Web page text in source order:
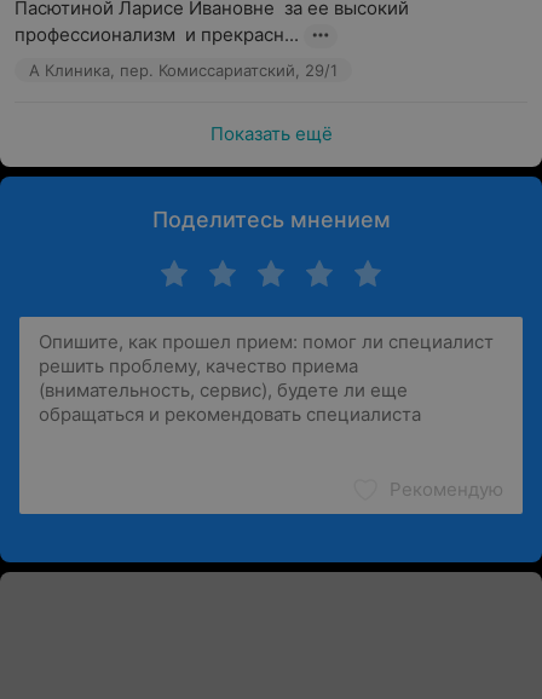
Пасютиной Ларисе Ивановне  за ее высокий
профессионализм  и прекрасн...
А Клиника, пер. Комиссариатский, 29/1
Показать ещё
Поделитесь мнением
Рекомендую